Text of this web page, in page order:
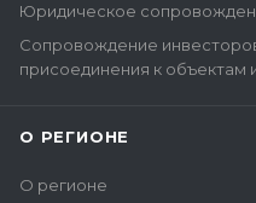
Юридическое
Сопровождение
присоединения к
О РЕГИОНЕ
О регионе